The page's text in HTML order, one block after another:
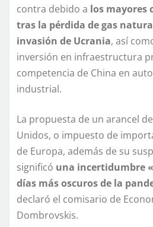
contra debido a los mayores
tras la pérdida de gas
invasión de Ucrania, así
inversión en infraestructura
competencia de China en
industrial.
La propuesta de un arancel
Unidos, o impuesto de
de Europa, además de su
significó una incertidumbre
días más oscuros de la
declaró el comisario de
Dombrovskis.